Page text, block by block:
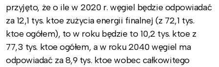
przyjęto, że o ile w 2020 r. węgiel będzie odpowiadać
za 12,1 tys. ktoe zużycia energii finalnej (z 72,1 tys.
ktoe ogółem), to w roku będzie to 10,2 tys. ktoe z
77,3 tys. ktoe ogółem, a w roku 2040 węgiel ma
odpowiadać za 8,9 tys. ktoe wobec całkowitego